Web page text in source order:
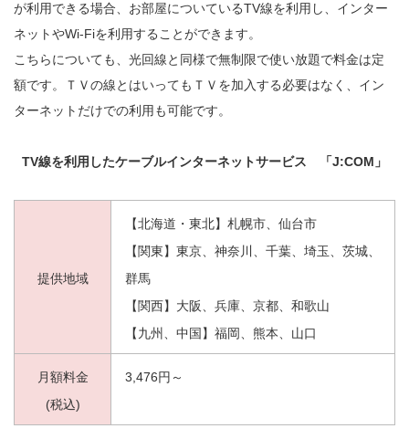
が利用できる場合、お部屋についているTV線を利用し、インター
ネットやWi-Fiを利用することができます。
こちらについても、光回線と同様で無制限で使い放題で料金は定
額です。ＴＶの線とはいってもＴＶを加入する必要はなく、イン
ターネットだけでの利用も可能です。
TV線を利用したケーブルインターネットサービス 「J:COM」
提供地域
【北海道・東北】札幌市、仙台市
【関東】東京、神奈川、千葉、埼玉、茨城、
群馬
【関西】大阪、兵庫、京都、和歌山
【九州、中国】福岡、熊本、山口
月額料金
(税込)
3,476円～